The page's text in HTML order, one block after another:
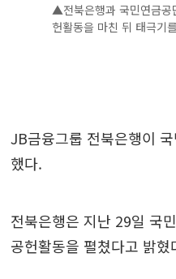
▲전북은행과 국민연금공
헌활동을 마친 뒤 태극기
JB금융그룹 전북은행이
했다.
전북은행은 지난 29일 국
공헌활동을 펼쳤다고 밝혔